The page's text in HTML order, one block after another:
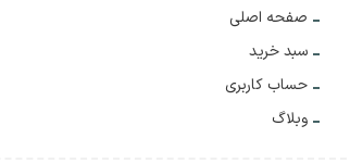
صفحه اصلی
سبد خرید
حساب کاربری
وبلاگ